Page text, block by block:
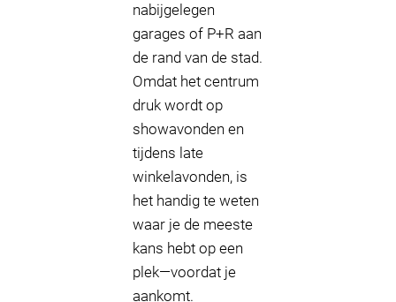
nabijgelegen
garages of P+R aan
de rand van de stad.
Omdat het centrum
druk wordt op
showavonden en
tijdens late
winkelavonden, is
het handig te weten
waar je de meeste
kans hebt op een
plek—voordat je
aankomt.